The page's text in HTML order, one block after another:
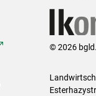
© 2026